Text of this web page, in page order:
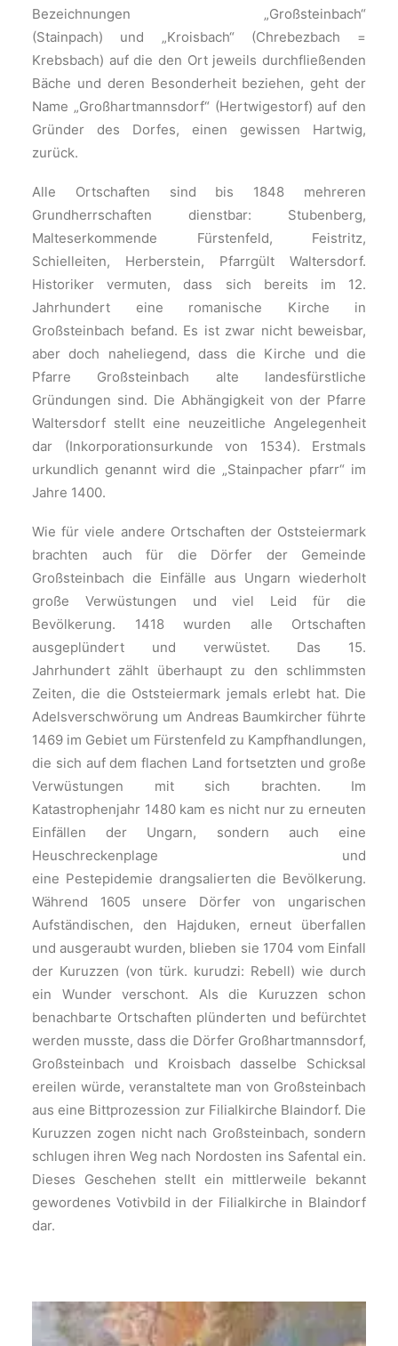
Bezeichnungen „Großsteinbach“
(Stainpach) und „Kroisbach“ (Chrebezbach =
Krebsbach) auf die den Ort jeweils durchfließenden
Bäche und deren Besonderheit beziehen, geht der
Name „Großhartmannsdorf“ (Hertwigestorf) auf den
Gründer des Dorfes, einen gewissen Hartwig,
zurück.
Alle Ortschaften sind bis 1848 mehreren
Grundherrschaften dienstbar: Stubenberg,
Malteserkommende Fürstenfeld, Feistritz,
Schielleiten, Herberstein, Pfarrgült Waltersdorf.
Historiker vermuten, dass sich bereits im 12.
Jahrhundert eine romanische Kirche in
Großsteinbach befand. Es ist zwar nicht beweisbar,
aber doch naheliegend, dass die Kirche und die
Pfarre Großsteinbach alte landesfürstliche
Gründungen sind. Die Abhängigkeit von der Pfarre
Waltersdorf stellt eine neuzeitliche Angelegenheit
dar (Inkorporationsurkunde von 1534). Erstmals
urkundlich genannt wird die „Stainpacher pfarr“ im
Jahre 1400.
Wie für viele andere Ortschaften der Oststeiermark
brachten auch für die Dörfer der Gemeinde
Großsteinbach die Einfälle aus Ungarn wiederholt
große Verwüstungen und viel Leid für die
Bevölkerung. 1418 wurden alle Ortschaften
ausgeplündert und verwüstet. Das 15.
Jahrhundert zählt überhaupt zu den schlimmsten
Zeiten, die die Oststeiermark jemals erlebt hat. Die
Adelsverschwörung um Andreas Baumkircher führte
1469 im Gebiet um Fürstenfeld zu Kampfhandlungen,
die sich auf dem flachen Land fortsetzten und große
Verwüstungen mit sich brachten. Im
Katastrophenjahr 1480 kam es nicht nur zu erneuten
Einfällen der Ungarn, sondern auch eine
Heuschreckenplage und
eine Pestepidemie drangsalierten die Bevölkerung.
Während 1605 unsere Dörfer von ungarischen
Aufständischen, den Hajduken, erneut überfallen
und ausgeraubt wurden, blieben sie 1704 vom Einfall
der Kuruzzen (von türk. kurudzi: Rebell) wie durch
ein Wunder verschont. Als die Kuruzzen schon
benachbarte Ortschaften plünderten und befürchtet
werden musste, dass die Dörfer Großhartmannsdorf,
Großsteinbach und Kroisbach dasselbe Schicksal
ereilen würde, veranstaltete man von Großsteinbach
aus eine Bittprozession zur Filialkirche Blaindorf. Die
Kuruzzen zogen nicht nach Großsteinbach, sondern
schlugen ihren Weg nach Nordosten ins Safental ein.
Dieses Geschehen stellt ein mittlerweile bekannt
gewordenes Votivbild in der Filialkirche in Blaindorf
dar.